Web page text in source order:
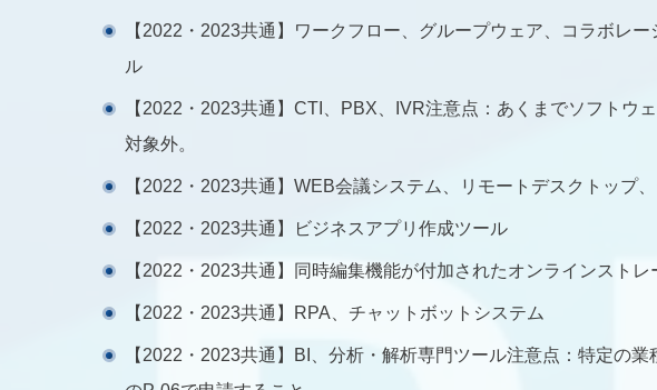
【2022・2023共通】ワークフロー、グループウェア、コラボレ
ル
【2022・2023共通】CTI、PBX、IVR注意点：あくまでソフトウ
対象外。
【2022・2023共通】WEB会議システム、リモートデスクトップ
【2022・2023共通】ビジネスアプリ作成ツール
【2022・2023共通】同時編集機能が付加されたオンラインストレ
【2022・2023共通】RPA、チャットボットシステム
【2022・2023共通】BI、分析・解析専門ツール注意点：特定の